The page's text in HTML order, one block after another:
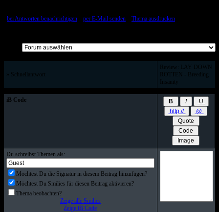
bei Antworten benachrichtigen:: per E-Mail senden:: Thema ausdrucken]
» Schnellantwort
Review: LAY DOWN
ROTTEN - Breeding
Insanity
iB Code
Du schreibst Themen als:
Möchtest Du die Signatur in diesem Beitrag hinzufügen?
Möchtest Du Smilies für diesen Beitrag aktivieren?
Thema beobachten?
Zeige alle Smilies
Zeige iB Code